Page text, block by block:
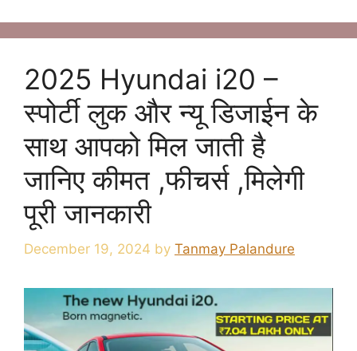
2025 Hyundai i20 –
स्पोर्टी लुक और न्यू डिजाईन के
साथ आपको मिल जाती है
जानिए कीमत ,फीचर्स ,मिलेगी
पूरी जानकारी
December 19, 2024 by Tanmay Palandure